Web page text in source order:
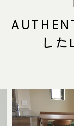
ITEM
商品紹介
店舗情報
中川店
し